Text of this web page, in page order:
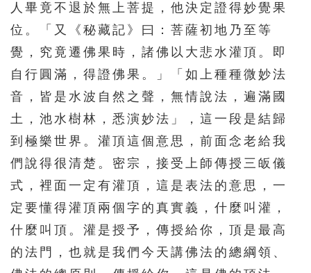
人畢竟不退於無上菩提，他決定證得妙覺果
位。「又《秘藏記》曰：菩薩初地乃至等
覺，究竟遷佛果時，諸佛以大悲水灌頂。即
自行圓滿，得證佛果。」「如上種種微妙法
音，皆是水波自然之聲，無情說法，遍滿國
土，池水樹林，悉演妙法」，這一段是結歸
到極樂世界。灌頂這個意思，前面念老給我
們說得很清楚。密宗，接受上師傳授三皈儀
式，裡面一定有灌頂，這是表法的意思，一
定要懂得灌頂兩個字的真實義，什麼叫灌，
什麼叫頂。灌是授予，傳授給你，頂是最高
的法門，也就是我們今天講佛法的總綱領、